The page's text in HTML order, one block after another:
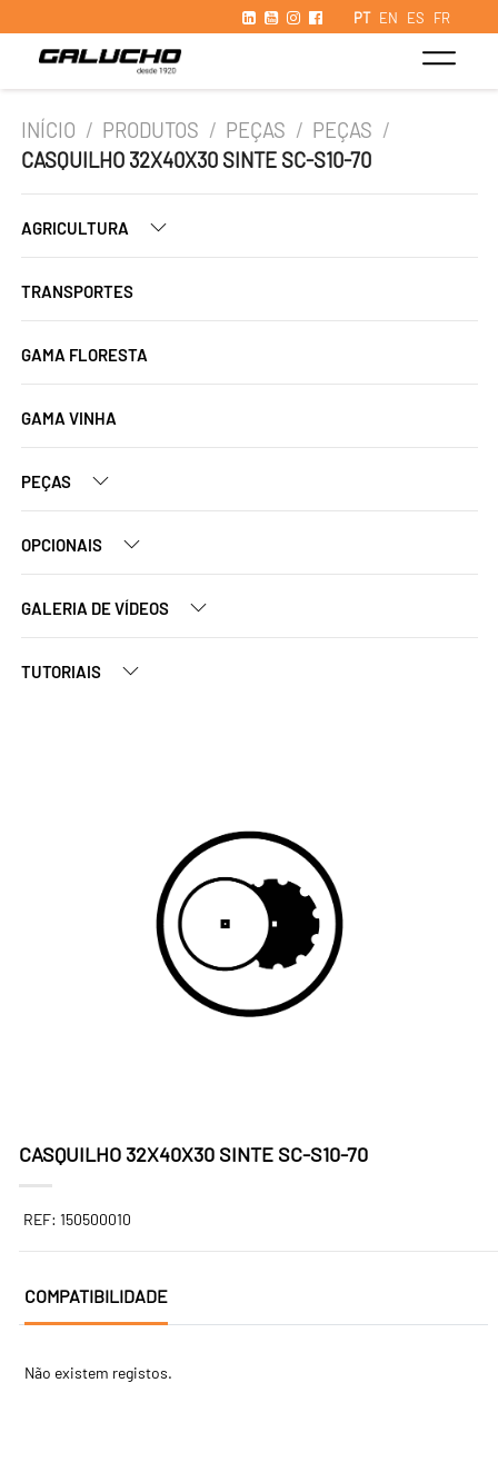
PT EN ES FR
INÍCIO / PRODUTOS / PEÇAS / PEÇAS /
CASQUILHO 32X40X30 SINTE SC-S10-70
AGRICULTURA
TRANSPORTES
GAMA FLORESTA
GAMA VINHA
PEÇAS
OPCIONAIS
GALERIA DE VÍDEOS
TUTORIAIS
CASQUILHO 32X40X30 SINTE SC-S10-70
REF: 150500010
COMPATIBILIDADE
Não existem registos.